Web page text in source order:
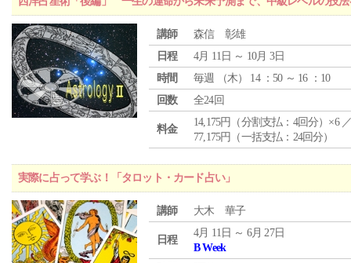
講師
森信 彰雄
日程
4月 11日 ～ 10月 3日
時間
毎週 （木） 14 ：50 ～ 16 ：10
回数
全24回
料金
14,175円（分割支払：4回分）×6
77,175円（一括支払：24回分）
実際に占って学ぶ！「タロット・カード占い」
講師 大木 華子
日程
4月 11日 ～ 6月 27日
B Week